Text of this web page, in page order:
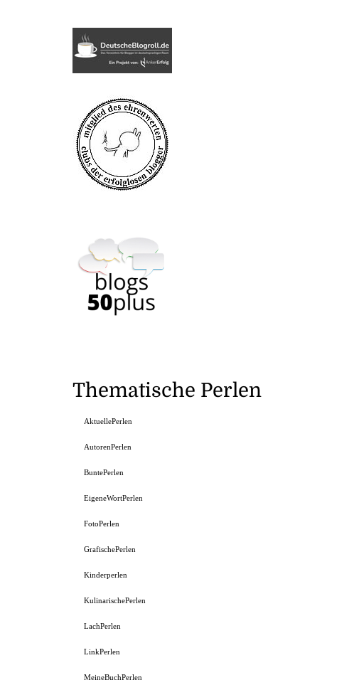
Thematische Perlen
AktuellePerlen
AutorenPerlen
BuntePerlen
EigeneWortPerlen
FotoPerlen
GrafischePerlen
Kinderperlen
KulinarischePerlen
LachPerlen
LinkPerlen
MeineBuchPerlen